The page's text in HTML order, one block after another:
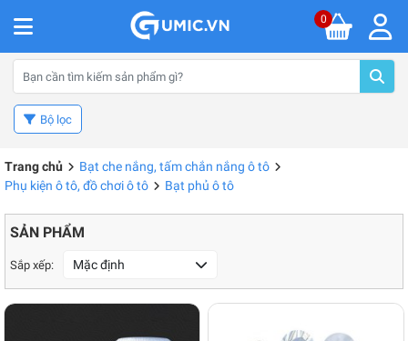
0
Bộ lọc
Trang chủ
Bạt che nắng, tấm chắn nắng ô tô
Phụ kiện ô tô, đồ chơi ô tô
Bạt phủ ô tô
SẢN PHẨM
Sắp xếp: Mặc định